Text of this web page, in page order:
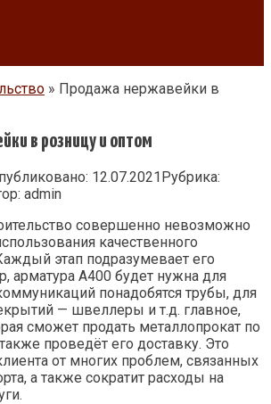
» Продажа нержавейки в
в розницу и оптом
12.07.2021Рубрика:
admin
совершенно невозможно
качественного
этап подразумевает его
арматура А400 будет нужна для
понадобятся трубы, для
— швеллеры и т.д. главное,
сможет продать металлопрокат по
проведёт его доставку. Это
от многих проблем, связанных
а также сократит расходы на